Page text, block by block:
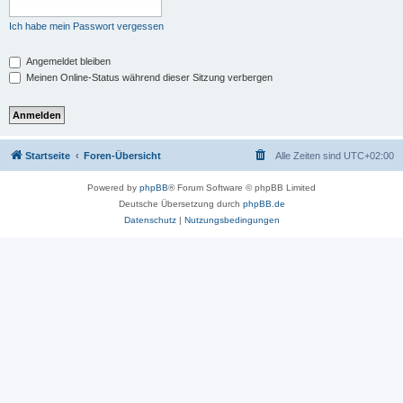
Ich habe mein Passwort vergessen
Angemeldet bleiben
Meinen Online-Status während dieser Sitzung verbergen
Startseite Foren-Übersicht Alle Zeiten sind UTC+02:00
Powered by phpBB® Forum Software © phpBB Limited
Deutsche Übersetzung durch phpBB.de
Datenschutz| Nutzungsbedingungen